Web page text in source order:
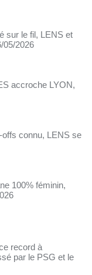
sur le fil, LENS et
05/2026
accroche LYON,
connu, LENS se
100% féminin,
record à
par le PSG et le